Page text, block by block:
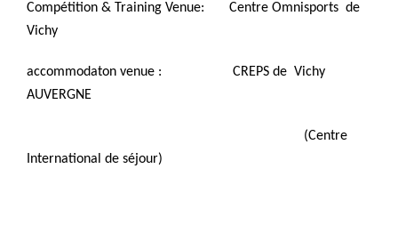
Compétition & Training Venue: Centre Omnisports de
Vichy
accommodaton venue : CREPS de Vichy
AUVERGNE
(Centre
International de séjour)